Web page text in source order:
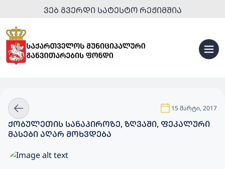
ᲕᲔᲑ ᲒᲕᲔᲠᲓᲘ ᲡᲐᲢᲔᲡᲢᲝ ᲠᲔᲟᲘᲛᲨᲘᲐ
15 მარტი, 2017
ᲥᲝᲑᲣᲚᲔᲗᲘᲡ ᲡᲐᲜᲐᲞᲘᲠᲝᲖᲔ, ᲖᲦᲕᲐᲨᲘ, ᲤᲔᲙᲐᲚᲣᲠᲘ
ᲛᲐᲡᲔᲑᲘ ᲐᲦᲐᲠ ᲛᲝᲮᲕᲓᲔᲑᲐ